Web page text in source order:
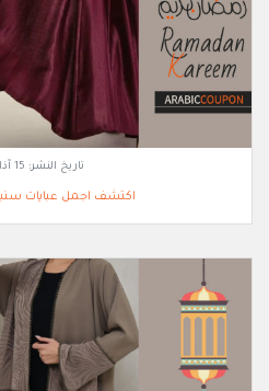
تاريخ النشر: 15 آذار, 2026
اكتشف اجمل عبايات